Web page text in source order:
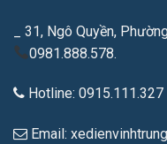
_ 31, Ngô Quyền,
0981.888.578.
Hotline: 0915.111.327
Email: